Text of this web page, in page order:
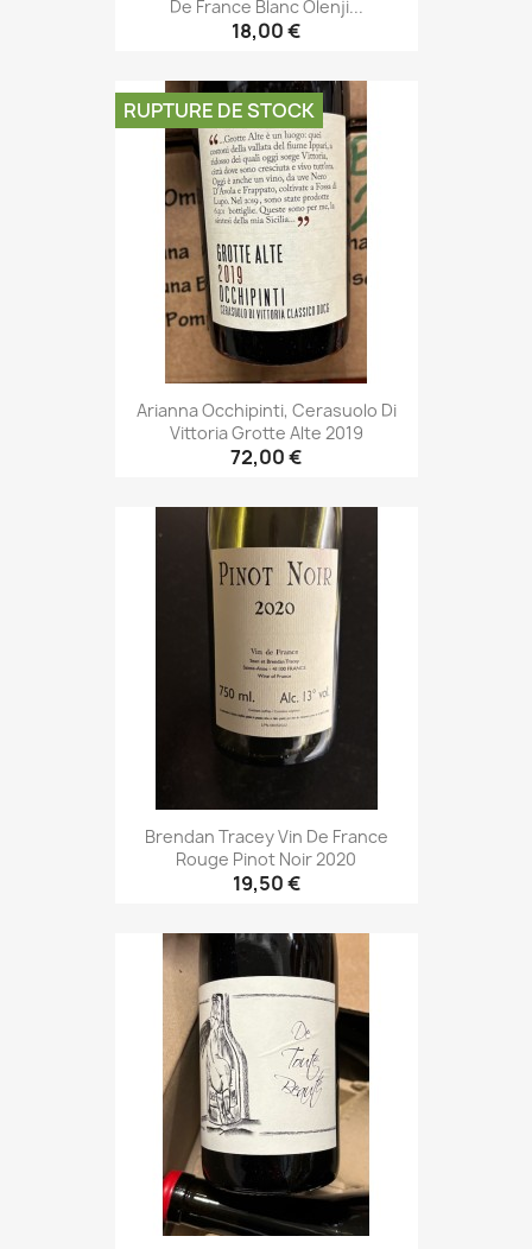
De France Blanc Olenji...
18,00 €
Arianna Occhipinti, Cerasuolo Di
Vittoria Grotte Alte 2019
72,00 €
RUPTURE DE STOCK
Brendan Tracey Vin De France
Rouge Pinot Noir 2020
19,50 €